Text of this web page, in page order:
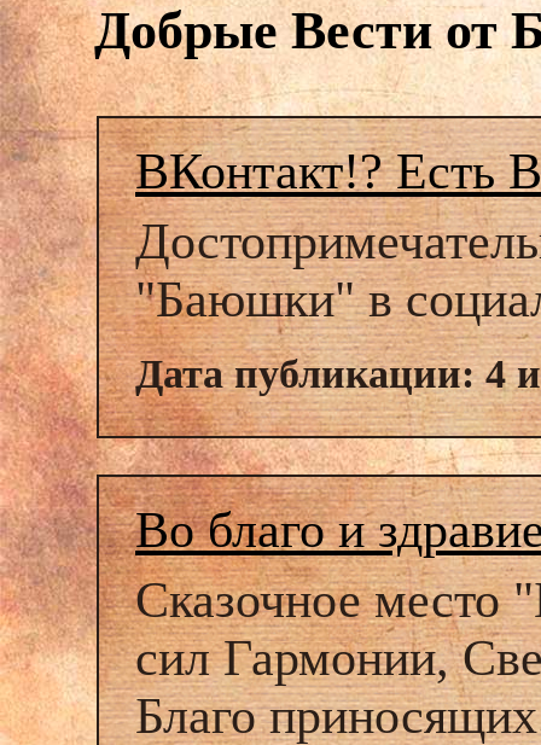
Добрые Вести от
ВКонтакт!? Есть
"Баюшки" в
Дата публикации: 4
Во благо и
Сказочное место
сил Гармонии,
Благо